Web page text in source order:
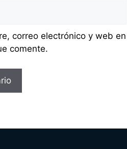
correo electrónico y web
comente.